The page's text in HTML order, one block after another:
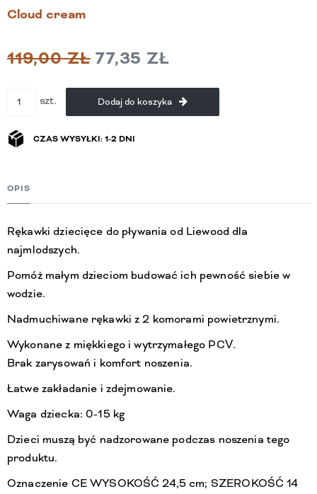
Cloud cream
119,00 ZŁ 77,35 ZŁ
szt. Dodaj do koszyka
CZAS WYSYŁKI: 1-2 DNI
OPIS
Rękawki dziecięce do pływania od Liewood dla
najmlodszych.
Pomóż małym dzieciom budować ich pewność siebie w
wodzie.
Nadmuchiwane rękawki z 2 komorami powietrznymi.
Wykonane z miękkiego i wytrzymałego PCV.
Brak zarysowań i komfort noszenia.
Łatwe zakładanie i zdejmowanie.
Waga dziecka: 0-15 kg
Dzieci muszą być nadzorowane podczas noszenia tego
produktu.
Oznaczenie CE WYSOKOŚĆ 24,5 cm; SZEROKOŚĆ 14